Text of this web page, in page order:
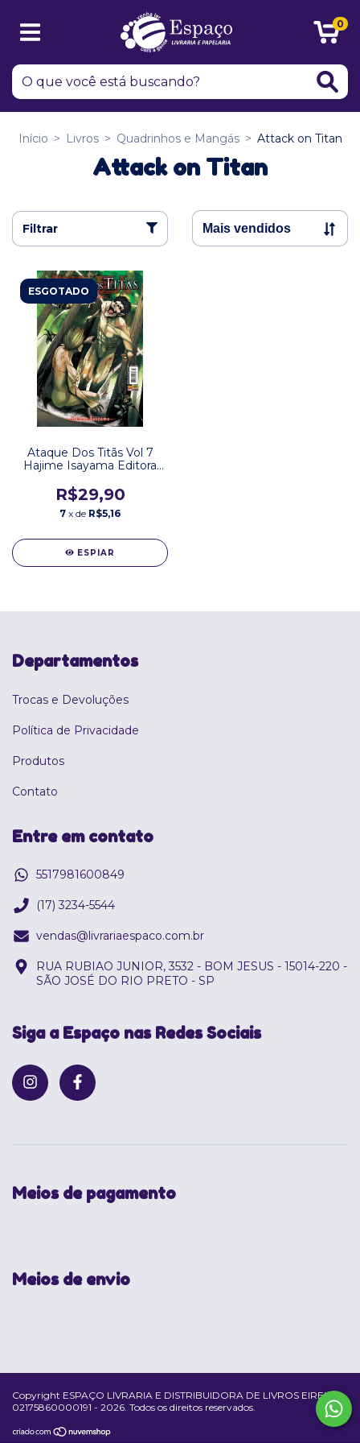
0
Início > Livros > Quadrinhos e Mangás > Attack on Titan
Attack on Titan
Filtrar
ESGOTADO
Ataque Dos Titãs Vol 7
Hajime Isayama Editora
R$29,90
7 x de R$5,16
ESPIAR
Departamentos
Trocas e Devoluções
Política de Privacidade
Produtos
Contato
Entre em contato
5517981600849
(17) 3234-5544
vendas@livrariaespaco.com.br
RUA RUBIAO JUNIOR, 3532 - BOM JESUS - 15014-220 -
SÃO JOSÉ DO RIO PRETO - SP
Siga a Espaço nas Redes Sociais
Meios de pagamento
Meios de envio
Copyright ESPAÇO LIVRARIA E DISTRIBUIDORA DE LIVROS EIRELI -
02175860000191 - 2026. Todos os direitos reservados.